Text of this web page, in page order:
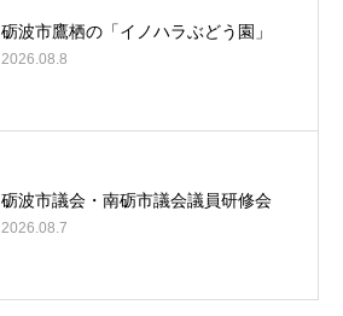
砺波市鷹栖の「イノハラぶどう園」
2026.08.8
砺波市議会・南砺市議会議員研修会
2026.08.7